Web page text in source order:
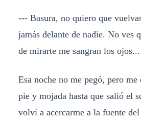
--- Basura, no quiero que
jamás delante de nadie. No ves
de mirarte me sangran los
Esa noche no me pegó, pero
pie y mojada hasta que salió el
volví a acercarme a la fuente